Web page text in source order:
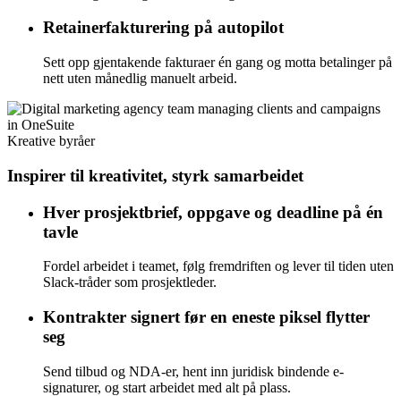
Retainerfakturering på autopilot
Sett opp gjentakende fakturaer én gang og motta betalinger på
nett uten månedlig manuelt arbeid.
Kreative byråer
Inspirer til kreativitet, styrk samarbeidet
Hver prosjektbrief, oppgave og deadline på én
tavle
Fordel arbeidet i teamet, følg fremdriften og lever til tiden uten
Slack-tråder som prosjektleder.
Kontrakter signert før en eneste piksel flytter
seg
Send tilbud og NDA-er, hent inn juridisk bindende e-
signaturer, og start arbeidet med alt på plass.